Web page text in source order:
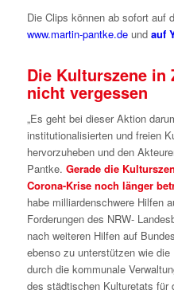
Die Clips können ab sofort auf
www.martin-pantke.deund auf
Die Kulturszene in
nicht vergessen
„Es geht bei dieser Aktion
institutionalisierten und freien
hervorzuheben und den
Pantke. Gerade die
Corona-Krise noch länger
habe milliardenschwere Hilfen
Forderungen des NRW-
nach weiteren Hilfen auf
ebenso zu unterstützen wie
durch die kommunale
des städtischen Kulturetats für